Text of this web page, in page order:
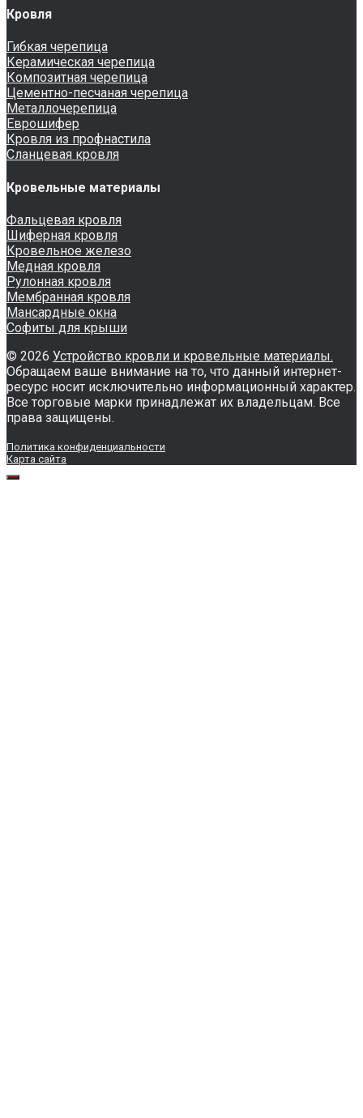
Кровля
Гибкая черепица
Керамическая черепица
Композитная черепица
Цементно-песчаная черепица
Металлочерепица
Еврошифер
Кровля из профнастила
Сланцевая кровля
Кровельные материалы
Фальцевая кровля
Шиферная кровля
Кровельное железо
Медная кровля
Рулонная кровля
Мембранная кровля
Мансардные окна
Софиты для крыши
© 2026 Устройство кровли и кровельные материалы.
Обращаем ваше внимание на то, что данный интернет-
ресурс носит исключительно информационный характер.
Все торговые марки принадлежат их владельцам. Все
права защищены.
Политика конфиденциальности
Карта сайта